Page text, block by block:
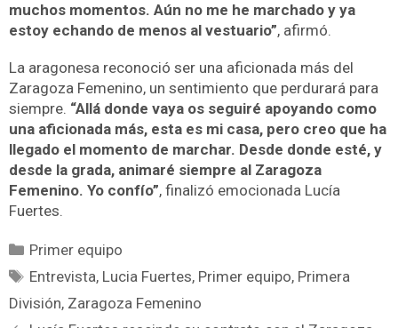
muchos momentos. Aún no me he marchado y ya
estoy echando de menos al vestuario”, afirmó.
La aragonesa reconoció ser una aficionada más del
Zaragoza Femenino, un sentimiento que perdurará para
siempre. “Allá donde vaya os seguiré apoyando como
una aficionada más, esta es mi casa, pero creo que ha
llegado el momento de marchar. Desde donde esté, y
desde la grada, animaré siempre al Zaragoza
Femenino. Yo confío”, finalizó emocionada Lucía
Fuertes.
Primer equipo
Entrevista, Lucia Fuertes, Primer equipo, Primera
División, Zaragoza Femenino